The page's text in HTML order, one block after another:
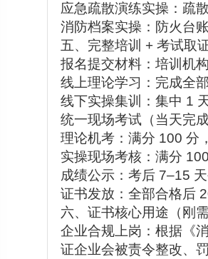
应急疏散演练实操：疏
消防档案实操：防火台
五、完整培训 + 考试取
报名提交材料：培训机
线上理论学习：完成全
线下实操集训：集中 1
统一现场考试（当天完
理论机考：满分 100 分
实操现场考核：满分
成绩公示：考后 7–15
证书发放：全部合格后
六、证书核心用途（刚
企业合规上岗：根据《
证企业会被责令整改、